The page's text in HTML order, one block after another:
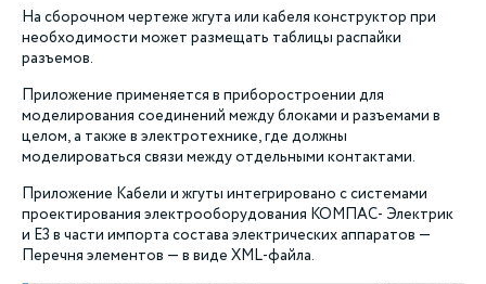
На сборочном чертеже жгута или кабеля конструктор при
необходимости может размещать таблицы распайки
разъемов.
Приложение применяется в приборостроении для
моделирования соединений между блоками и разъемами в
целом, а также в электротехнике, где должны
моделироваться связи между отдельными контактами.
Приложение Кабели и жгуты интегрировано с системами
проектирования электрооборудования КОМПАС- Электрик
и Е3 в части импорта состава электрических аппаратов —
Перечня элементов — в виде XML-файла.